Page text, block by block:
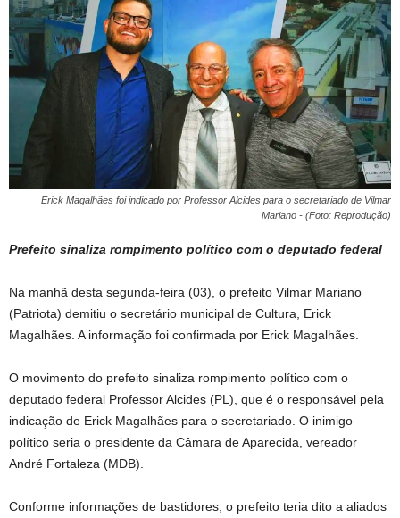
Erick Magalhães foi indicado por Professor Alcides para o secretariado de Vilmar
Mariano - (Foto: Reprodução)
Prefeito sinaliza rompimento político com o deputado federal
Na manhã desta segunda-feira (03), o prefeito Vilmar Mariano
(Patriota) demitiu o secretário municipal de Cultura, Erick
Magalhães. A informação foi confirmada por Erick Magalhães.
O movimento do prefeito sinaliza rompimento político com o
deputado federal Professor Alcides (PL), que é o responsável pela
indicação de Erick Magalhães para o secretariado. O inimigo
político seria o presidente da Câmara de Aparecida, vereador
André Fortaleza (MDB).
Conforme informações de bastidores, o prefeito teria dito a aliados